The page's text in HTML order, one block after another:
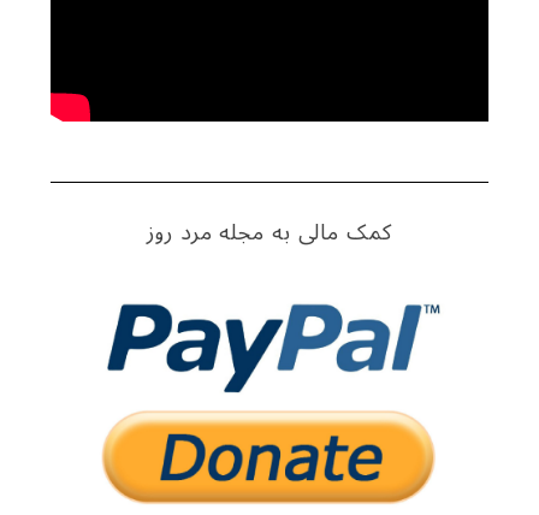
کمک مالی به مجله مرد روز